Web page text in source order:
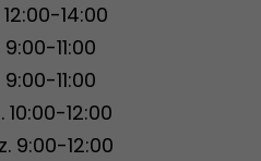
14:00
11:00
11:00
12:00
9:00-12:00